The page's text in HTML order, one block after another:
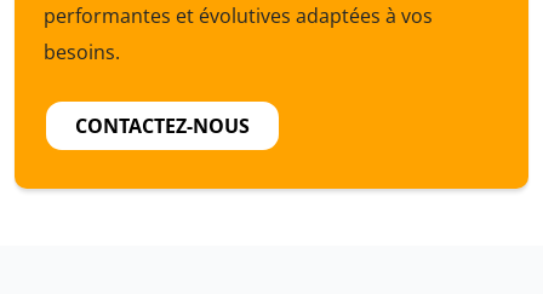
performantes et évolutives adaptées à vos
besoins.
CONTACTEZ-NOUS